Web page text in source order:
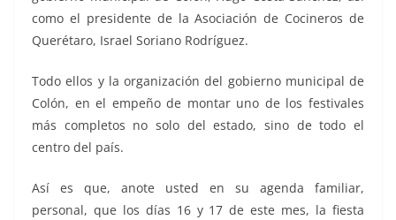
como el presidente de la Asociación de Cocineros de
Querétaro, Israel Soriano Rodríguez.
Todo ellos y la organización del gobierno municipal de
Colón, en el empeño de montar uno de los festivales
más completos no solo del estado, sino de todo el
centro del país.
Así es que, anote usted en su agenda familiar,
personal, que los días 16 y 17 de este mes, la fiesta